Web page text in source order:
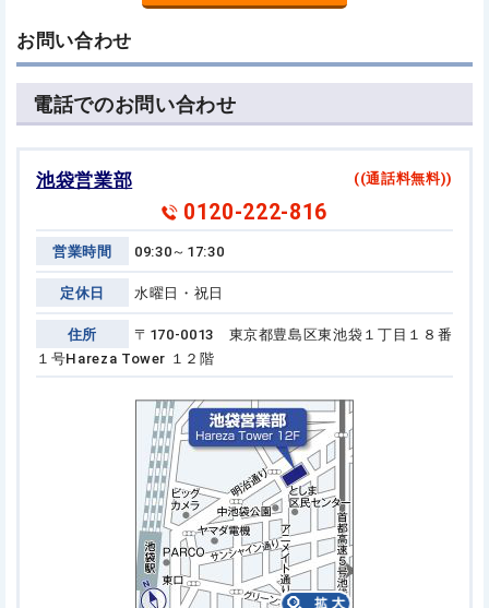
お問い合わせ
電話でのお問い合わせ
池袋営業部 ((通話料無料))
0120-222-816
営業時間 09:30～17:30
定休日 水曜日・祝日
住所
〒170-0013 東京都豊島区東池袋１丁目１８番
１号Hareza Tower １２階